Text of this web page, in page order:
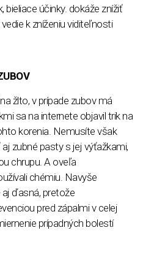
účinky. dokáže znížiť
k zníženiu viditeľnosti
žlto, v prípade zubov má
sa na internete objavil trik na
korenia. Nemusíte však
zubné pasty s jej výťažkami,
chrupu. A oveľa
chémiu. Navyše
ďasná, pretože
pred zápalmi v celej
prípadných bolestí